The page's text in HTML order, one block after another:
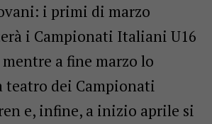
i primi di marzo
i Campionati Italiani U16
a fine marzo lo
teatro dei Campionati
e, infine, a inizio aprile si